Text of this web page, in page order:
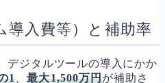
導入費等）と補助率
デジタルツールの導入にかか
1 、最大1,500万円が補助さ